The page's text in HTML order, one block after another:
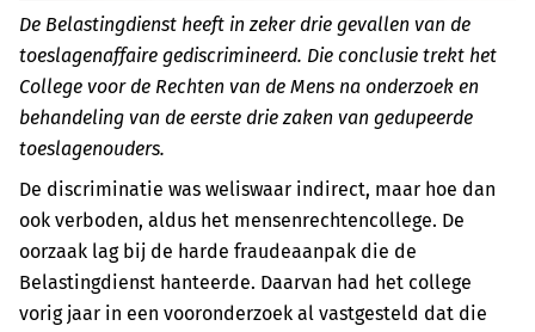
De Belastingdienst heeft in zeker drie gevallen van de
toeslagenaffaire gediscrimineerd. Die conclusie trekt het
College voor de Rechten van de Mens na onderzoek en
behandeling van de eerste drie zaken van gedupeerde
toeslagenouders.
De discriminatie was weliswaar indirect, maar hoe dan
ook verboden, aldus het mensenrechtencollege. De
oorzaak lag bij de harde fraudeaanpak die de
Belastingdienst hanteerde. Daarvan had het college
vorig jaar in een vooronderzoek al vastgesteld dat die